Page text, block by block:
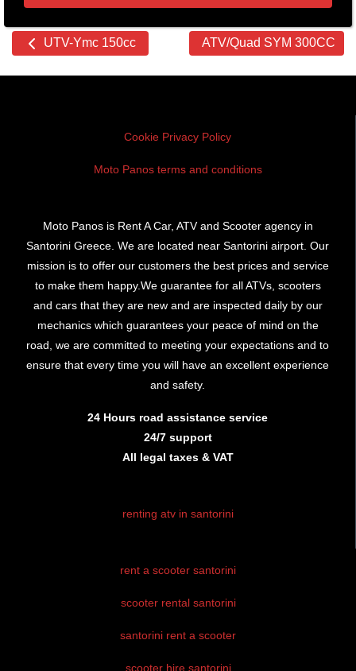
OtherUTV-Ymc 150cc ATV/Quad SYM 300CC
Cookie Privacy Policy
Moto Panos terms and conditions
Moto Panos is Rent A Car, ATV and Scooter agency in
Santorini Greece. We are located near Santorini airport. Our
mission is to offer our customers the best prices and service
to make them happy.We guarantee for all ATVs, scooters
and cars that they are new and are inspected daily by our
mechanics which guarantees your peace of mind on the
road, we are committed to meeting your expectations and to
ensure that every time you will have an excellent experience
and safety.
24 Hours road assistance service
24/7 support
All legal taxes & VAT
renting atv in santorini
rent a scooter santorini
scooter rental santorini
santorini rent a scooter
scooter hire santorini